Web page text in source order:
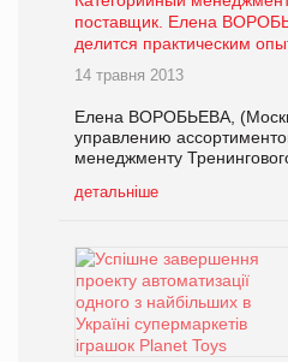
поставщик. Елена
делится практическим
14 травня 2013
Елена ВОРОБЬЕВА,
управлению
менеджменту
детальніше